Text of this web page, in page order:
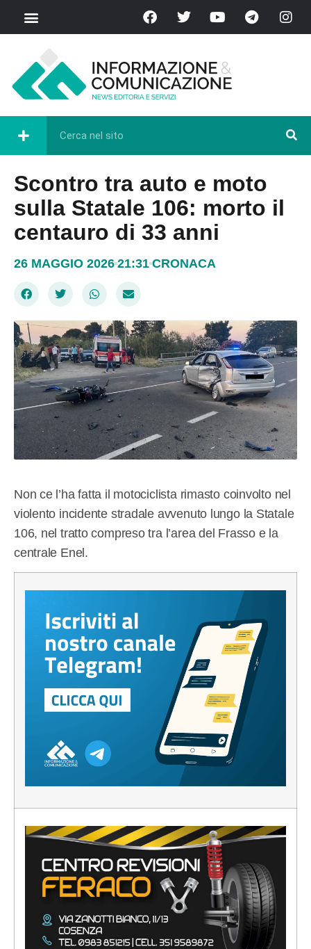
Scontro tra auto e moto
sulla Statale 106: morto il
centauro di 33 anni
26 MAGGIO 2026 21:31 CRONACA
Non ce l’ha fatta il motociclista rimasto coinvolto nel
violento incidente stradale avvenuto lungo la Statale
106, nel tratto compreso tra l’area del Frasso e la
centrale Enel.